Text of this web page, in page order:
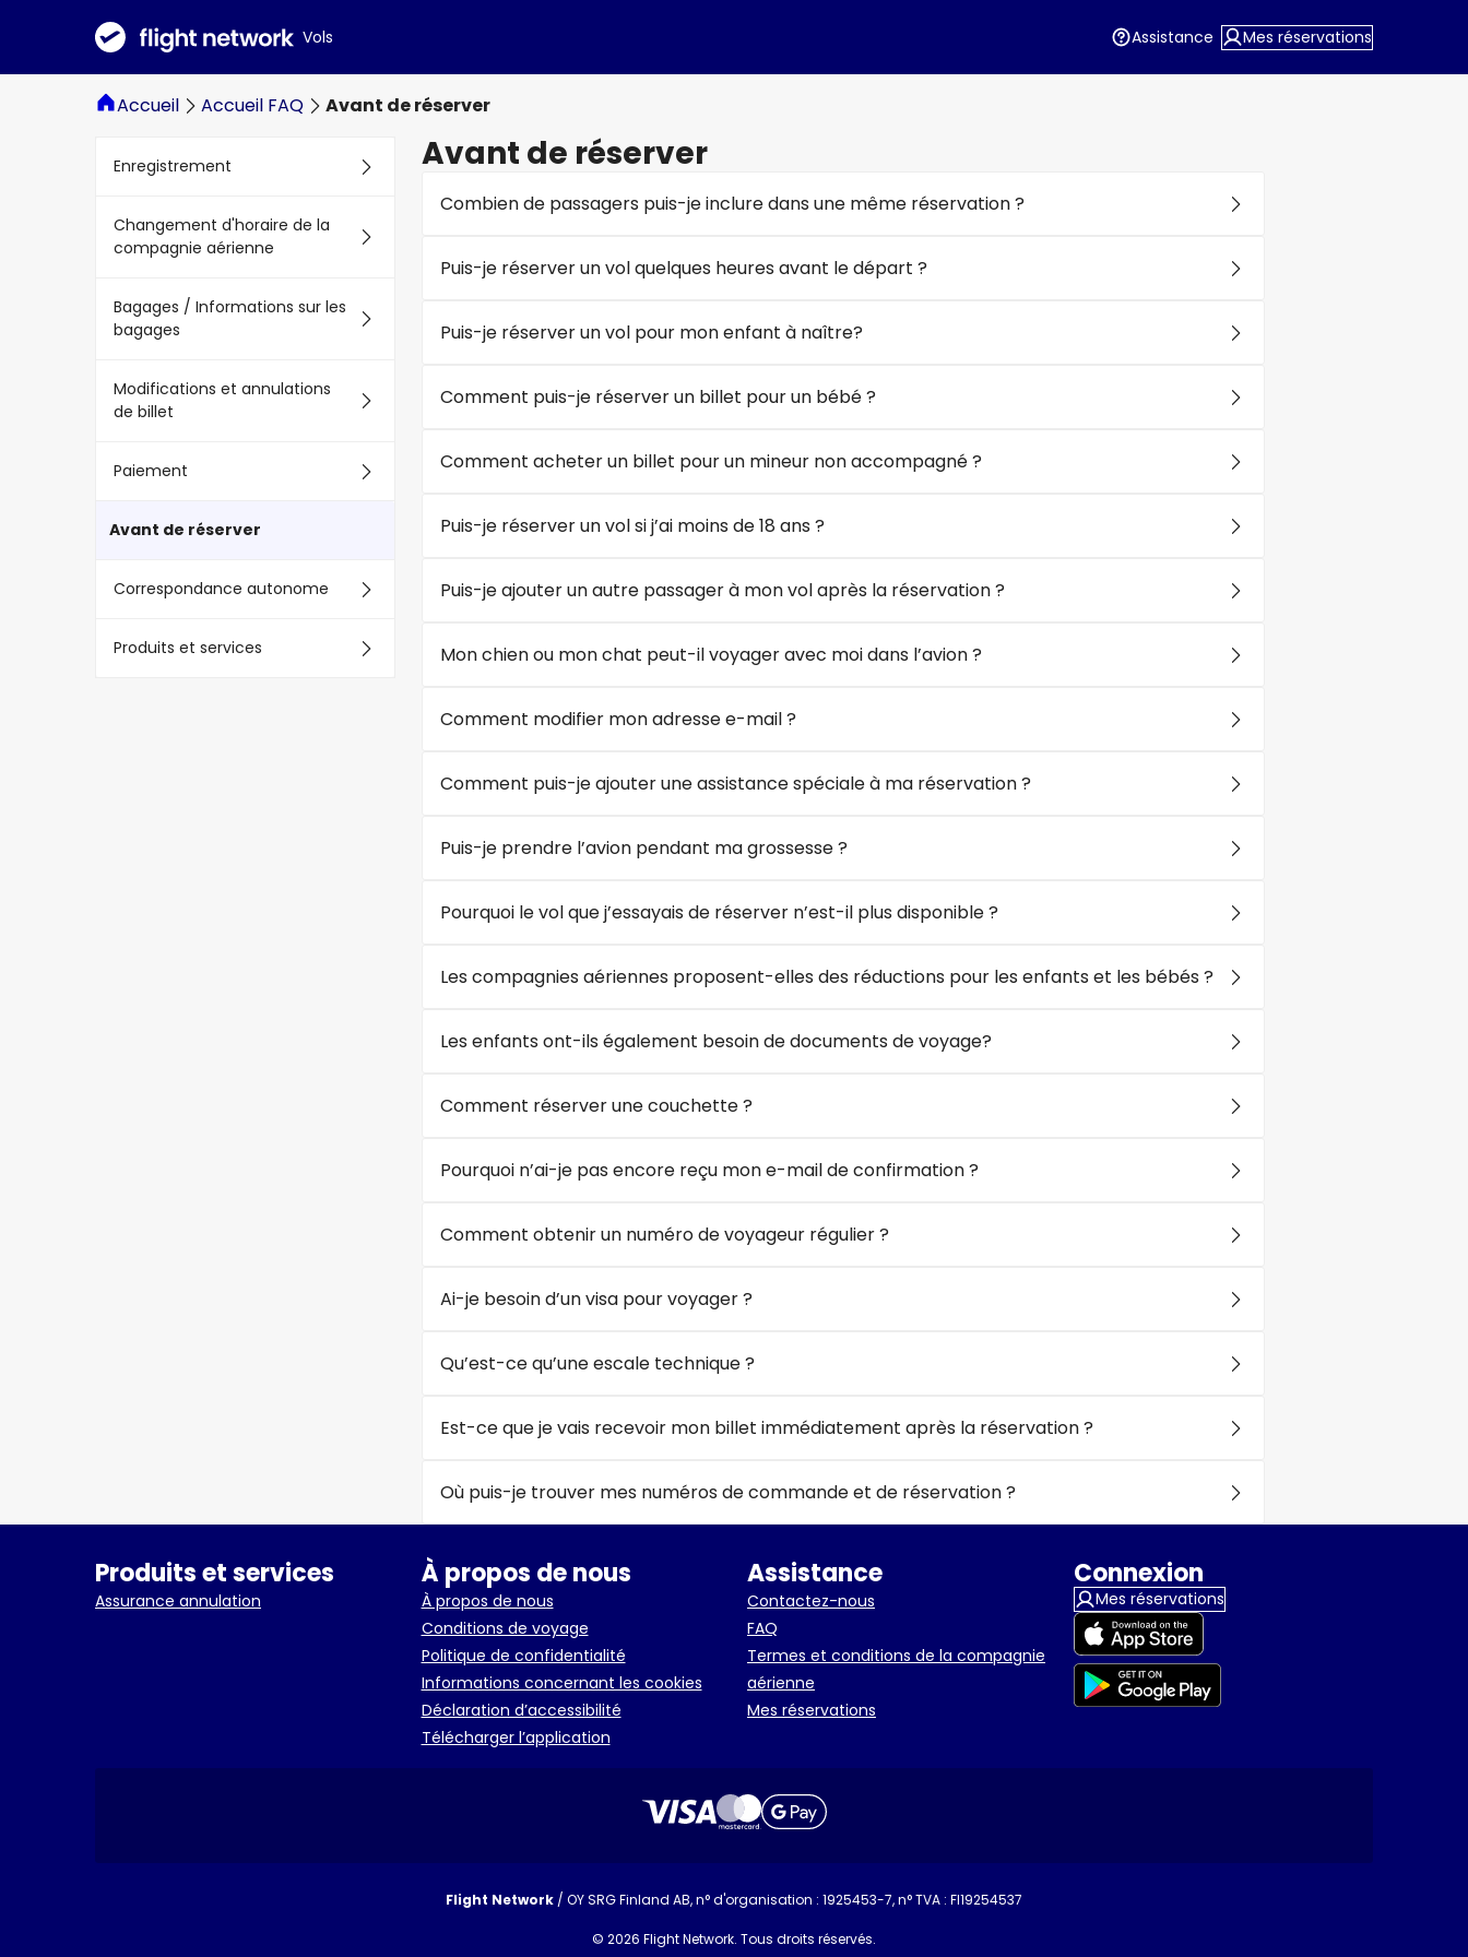
Vols Assistance Mes réservations
Accueil Accueil FAQ Avant de réserver
Enregistrement
Changement d'horaire de la
compagnie aérienne
Bagages / Informations sur les
bagages
Modifications et annulations
de billet
Paiement
Avant de réserver
Correspondance autonome
Produits et services
Avant de réserver
Combien de passagers puis-je inclure dans une même réservation ?
Puis-je réserver un vol quelques heures avant le départ ?
Puis-je réserver un vol pour mon enfant à naître?
Comment puis-je réserver un billet pour un bébé ?
Comment acheter un billet pour un mineur non accompagné ?
Puis-je réserver un vol si j’ai moins de 18 ans ?
Puis-je ajouter un autre passager à mon vol après la réservation ?
Mon chien ou mon chat peut-il voyager avec moi dans l’avion ?
Comment modifier mon adresse e-mail ?
Comment puis-je ajouter une assistance spéciale à ma réservation ?
Puis-je prendre l’avion pendant ma grossesse ?
Pourquoi le vol que j’essayais de réserver n’est-il plus disponible ?
Les compagnies aériennes proposent-elles des réductions pour les enfants et les bébés ?
Les enfants ont-ils également besoin de documents de voyage?
Comment réserver une couchette ?
Pourquoi n’ai-je pas encore reçu mon e-mail de confirmation ?
Comment obtenir un numéro de voyageur régulier ?
Ai-je besoin d’un visa pour voyager ?
Qu’est-ce qu’une escale technique ?
Est-ce que je vais recevoir mon billet immédiatement après la réservation ?
Où puis-je trouver mes numéros de commande et de réservation ?
Produits et services
Assurance annulation
À propos de nous
À propos de nous
Conditions de voyage
Politique de confidentialité
Informations concernant les cookies
Déclaration d’accessibilité
Télécharger l’application
Assistance
Contactez-nous
FAQ
Termes et conditions de la compagnie
aérienne
Mes réservations
Connexion
Mes réservations
Flight Network / OY SRG Finland AB, n° d'organisation : 1925453-7, n° TVA : FI19254537
© 2026 Flight Network. Tous droits réservés.